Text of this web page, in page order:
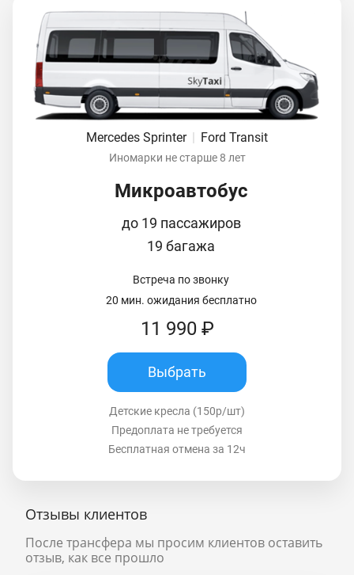
Mercedes Sprinter | Ford Transit
Иномарки не старше 8 лет
Микроавтобус
до 19 пассажиров
19 багажа
Встреча по звонку
20 мин. ожидания бесплатно
11 990 ₽
Выбрать
Детские кресла (150р/шт)
Предоплата не требуется
Бесплатная отмена за 12ч
Отзывы клиентов
После трансфера мы просим клиентов оставить
отзыв, как все прошло